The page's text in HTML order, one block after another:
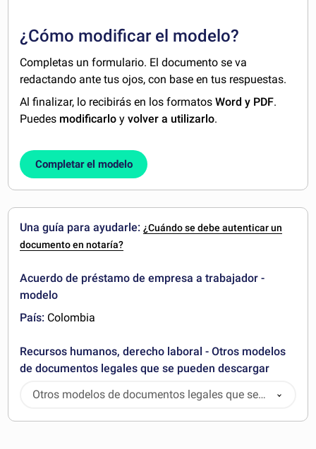
¿Cómo modificar el modelo?
Completas un formulario. El documento se va
redactando ante tus ojos, con base en tus respuestas.
Al finalizar, lo recibirás en los formatosWord y PDF.
Puedes modificarlo yvolver a utilizarlo.
Completar el modelo
Una guía para ayudarle:¿Cuándo se debe autenticar un
documento en notaría?
Acuerdo de préstamo de empresa a trabajador -
modelo
País: Colombia
Recursos humanos, derecho laboral - Otros modelos
de documentos legales que se pueden descargar
Otros modelos de documentos legales que se
pueden descargar